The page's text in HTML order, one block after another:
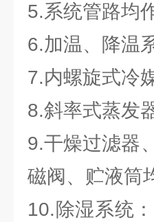
5.系统管路均
6.加温、降温
7.内螺旋式冷
8.斜率式蒸发
9.干燥过滤器
磁阀、贮液筒
10.除湿系统